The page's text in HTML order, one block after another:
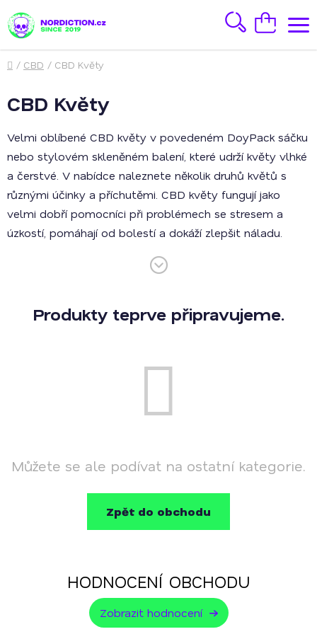
na
obsah
HledatNákupní
košík
Domů
/ CBD / CBD Květy
CBD Květy
Velmi oblíbené CBD květy v povedeném DoyPack sáčku
nebo stylovém skleněném balení, které udrží květy vlhké
a čerstvé. V nabídce naleznete několik druhů květů s
různými účinky a příchutěmi. CBD květy fungují jako
velmi dobří pomocníci při problémech se stresem a
úzkostí, pomáhají od bolestí a dokáží zlepšit náladu.
příchutě jako je jahoda nebo citron. CBD květy jsou
8% CBD a škálu dalších kanabinoidů. Jsou pěstovány v
italských nebo španělských pěstírnách pod poctivým
testováno. Produkt v souladu se zákonem §5
č.167/1998. 100% květy technického konopí. Pouze
pro starší 18 let. Vhodný pro výrobu masti.
Produkty teprve připravujeme.
Můžete se ale podívat na ostatní kategorie.
Zpět do obchodu
HODNOCENÍ OBCHODU
Zobrazit hodnocení